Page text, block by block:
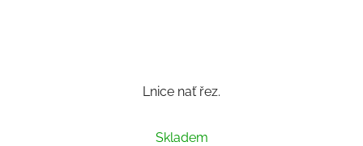
Lnice nať řez.
Skladem